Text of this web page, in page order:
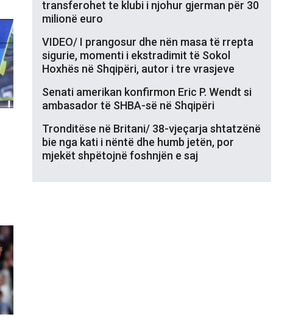
transferohet te klubi i njohur gjerman për 30
milionë euro
VIDEO/ I prangosur dhe nën masa të rrepta
sigurie, momenti i ekstradimit të Sokol
Hoxhës në Shqipëri, autor i tre vrasjeve
Senati amerikan konfirmon Eric P. Wendt si
ambasador të SHBA-së në Shqipëri
Tronditëse në Britani/ 38-vjeçarja shtatzënë
bie nga kati i nëntë dhe humb jetën, por
mjekët shpëtojnë foshnjën e saj